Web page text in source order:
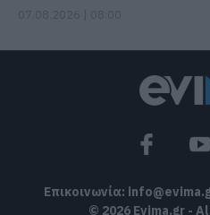
Επικοινωνία:
© 2026 Evima.gr -